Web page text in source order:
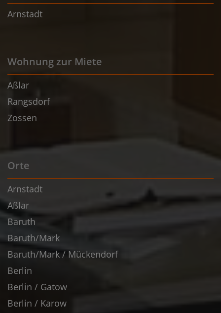
Arnstadt
Wohnung zur Miete
Aßlar
Rangsdorf
Zossen
Orte
Arnstadt
Aßlar
Baruth
Baruth/Mark
Baruth/Mark / Mückendorf
Berlin
Berlin / Gatow
Berlin / Karow